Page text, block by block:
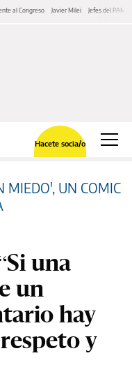
al Congreso Javier Milei Jefes del PAMI
Hacete socia/o
MIEDO', UN COMIC
una
un
hay
y